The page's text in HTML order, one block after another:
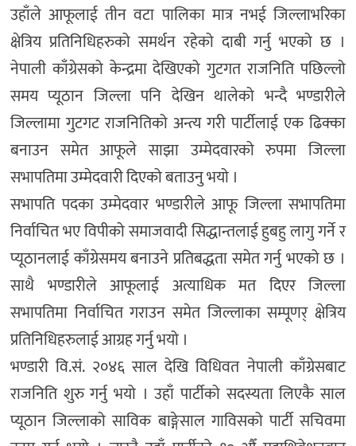
उहाँले आफूलाई तीन वटा पालिका मात्र नभई जिल्लाभरिका
क्षेत्रिय प्रतिनिधिहरुको समर्थन रहेको दाबी गर्नु भएको छ ।
नेपाली काँग्रेसको केन्द्रमा देखिएको गुटगत राजनिति पछिल्लो
समय प्यूठान जिल्ला पनि देखिन थालेको भन्दै भण्डारीले
जिल्लामा गुटगट राजनितिको अन्त्य गरी पार्टीलाई एक ढिक्का
बनाउन समेत आफूले साझा उम्मेदवारको रुपमा जिल्ला
सभापतिमा उम्मेदवारी दिएको बताउनु भयो ।
सभापति पदका उम्मेदवार भण्डारीले आफू जिल्ला सभापतिमा
निर्वाचित भए विपीको समाजवादी सिद्धान्तलाई हुबहु लागु गर्ने र
प्यूठानलाई काँग्रेसमय बनाउने प्रतिबद्धता समेत गर्नु भएको छ ।
साथै भण्डारीले आफूलाई अत्याधिक मत दिएर जिल्ला
सभापतिमा निर्वाचित गराउन समेत जिल्लाका सम्पूणर् क्षेत्रिय
प्रतिनिधिहरुलाई आग्रह गर्नु भयो ।
भण्डारी वि.सं. २०४६ साल देखि विधिवत नेपाली काँग्रेसबाट
राजनिति शुरु गर्नु भयो । उहाँ पार्टीको सदस्यता लिएकै साल
प्यूठान जिल्लाको साविक बाङ्गेसाल गाविसको पार्टी सचिवमा